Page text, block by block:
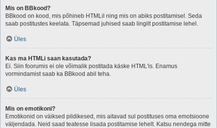
Mis on BBkood?
BBkood on kood, mis põhineb HTMLil ning mis on abiks postitamisel. Seda
saab postitustes keelata. Täpsemad juhised saab lingilt postitamise lehel.
Üles
Kas ma HTMLi saan kasutada?
Ei. Siin foorumis ei ole võimalik postitada käske HTML'is. Enamus
vormindamist saab ka BBkood abil teha.
Üles
Mis on emotikoni?
Emotikonid on väiksed pildikesed, mis aitavad sul postituses oma emotsioone
väljendada. Neid saad teatesse lisada postitamise lehelt. Katsu nendega mitte